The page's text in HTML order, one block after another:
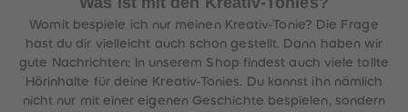
Womit bespiele ich nur meinen Kreativ-Tonie? Die Frage
hast du dir vielleicht auch schon gestellt. Dann haben wir
gute Nachrichten: In unserem Shop findest auch viele tollte
Hörinhalte für deine Kreativ-Tonies. Du kannst ihn nämlich
nicht nur mit einer eigenen Geschichte bespielen, sondern